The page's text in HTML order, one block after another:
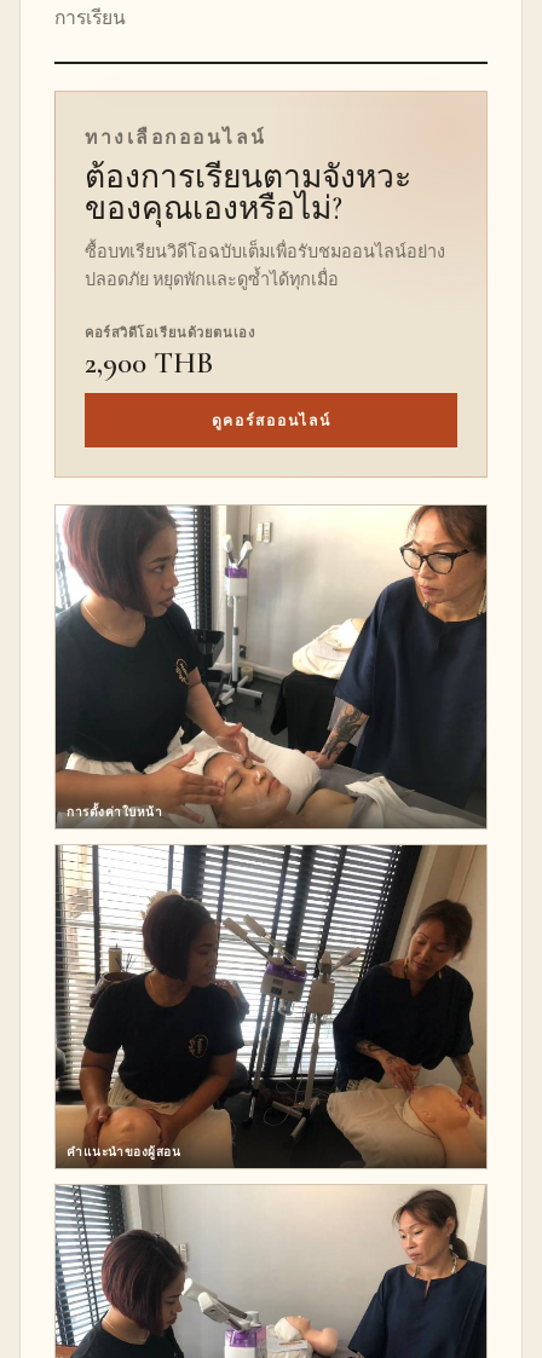
การเรียน
วิดีโอตัวอย่างคอร์สออนไลน์
ทางเลือกออนไลน์
ต้องการเรียนตามจังหวะ
ของคุณเองหรือไม่?
ซื้อบทเรียนวิดีโอฉบับเต็มเพื่อรับชมออนไลน์อย่าง
ปลอดภัย หยุดพักและดูซ้ำได้ทุกเมื่อ
คอร์สวิดีโอเรียนด้วยตนเอง
2,900 THB
ดูคอร์สออนไลน์
การตั้งค่าใบหน้า
คำแนะนำของผู้สอน